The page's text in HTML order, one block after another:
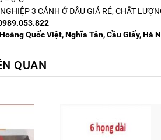
3 CÁNH Ở ĐÂU GIÁ RẺ, CHẤT
Quốc Việt, Nghĩa Tân, Cầu Giấy, Hà
QUAN